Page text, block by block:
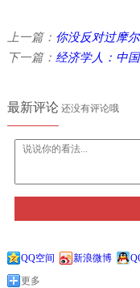
上一篇： 你没反对过摩
下一篇： 经济学人：中
最新评论还没有评论哦
QQ空间 新浪微博
更多